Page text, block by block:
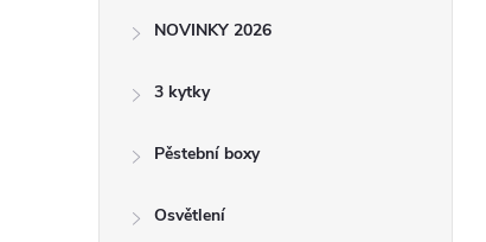
NOVINKY 2026
3 kytky
Pěstební boxy
Osvětlení